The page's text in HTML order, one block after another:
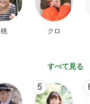
桃 クロ
すべて見る
5